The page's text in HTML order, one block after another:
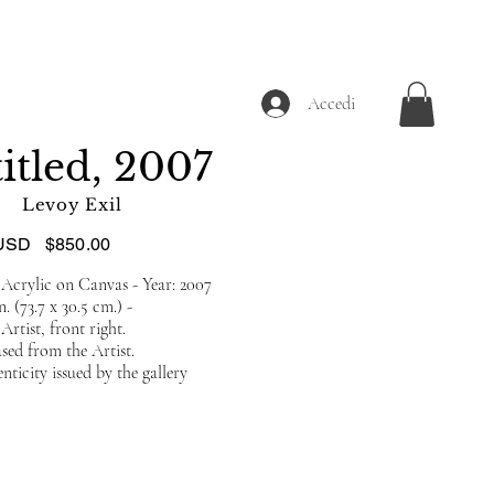
Accedi
2007
Levoy Exil
$850.00
on Canvas - Year: 2007
(73.7 x 30.5 cm.) -
Artist, front right.
from the Artist.
issued by the gallery